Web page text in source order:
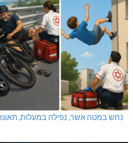
נחש במטה אשר, נפילה במעלות,